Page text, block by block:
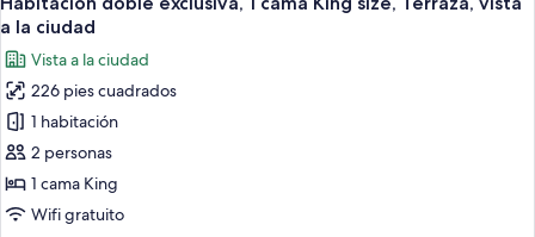
la
ciudad
cama
size,
Terraza,
vista
la
todas
las
fotos
de
Habitación
doble
exclusiva,
1
a la ciudad
Vista a la ciudad
226 pies cuadrados
1 habitación
2 personas
1 cama King
Wifi gratuito